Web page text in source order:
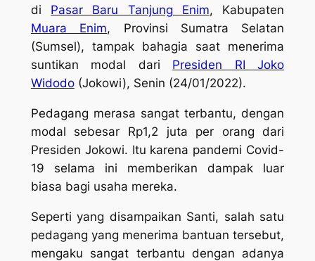
di Pasar Baru Tanjung Enim, Kabupaten
Muara Enim, Provinsi Sumatra Selatan
(Sumsel), tampak bahagia saat menerima
suntikan modal dari Presiden RI Joko
Widodo(Jokowi), Senin (24/01/2022).
Pedagang merasa sangat terbantu, dengan
modal sebesar Rp1,2 juta per orang dari
Presiden Jokowi. Itu karena pandemi Covid-
19 selama ini memberikan dampak luar
biasa bagi usaha mereka.
Seperti yang disampaikan Santi, salah satu
pedagang yang menerima bantuan tersebut,
mengaku sangat terbantu dengan adanya